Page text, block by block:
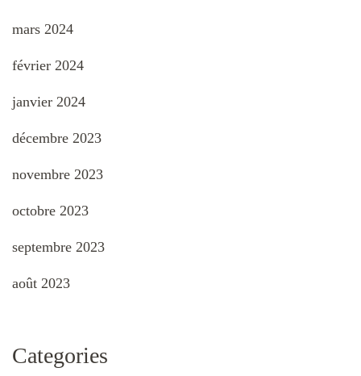
mars 2024
février 2024
janvier 2024
décembre 2023
novembre 2023
octobre 2023
septembre 2023
août 2023
Categories